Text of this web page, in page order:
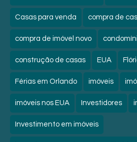
Casas para venda compra de
compra de imóvel novo
construção de casas EUA
Férias em Orlando imóveis
imóveis nos EUA Investidores
Investimento em imóveis